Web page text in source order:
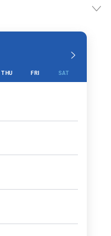
THU FRI SAT